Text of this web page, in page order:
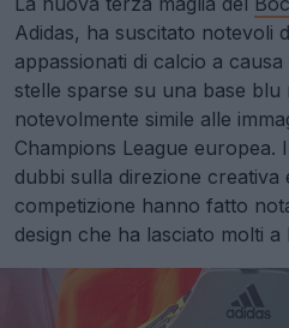
Adidas, ha suscitato notevoli
appassionati di calcio a
stelle sparse su una base blu
notevolmente simile alle
Champions League europea.
dubbi sulla direzione creativa
competizione hanno fatto
design che ha lasciato molti